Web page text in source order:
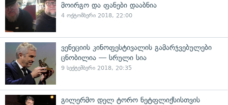
მოირგო და ფანები დააბნია
4 ოქტომბერი 2018, 22:00
ვენეციის კინოფესტივალის გამარჯვებულები
ცნობილია — სრული სია
9 სექტემბერი 2018, 20:35
გილერმო დელ ტორო ნეტფლიქსისთვის